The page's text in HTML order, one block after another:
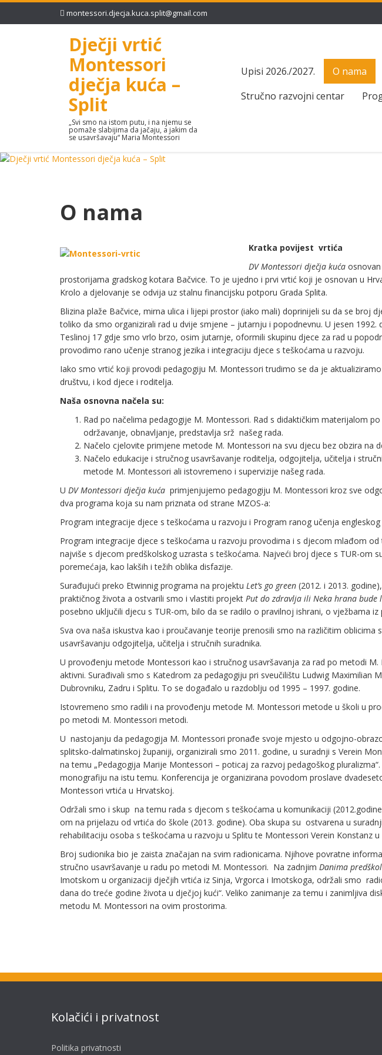
montessori.djecja.kuca.split@gmail.com
Dječji vrtić
Montessori
dječja kuća –
Split
„Svi smo na istom putu, i na njemu se
pomaže slabijima da jačaju, a jakim da
se usavršavaju“ Maria Montessori
Upisi 2026./2027. O nama
Stručno razvojni centar
O nama
Kratka povijest vrtića
DV Montessori dječja kuća
prostorijama gradskog kotara Bačvice. To je ujedno i prvi vrtić koji je osnovan u
Krolo a djelovanje se odvija uz stalnu financijsku potporu Grada Splita.
Blizina plaže Bačvice, mirna ulica i lijepi prostor (iako mali) doprinijeli su da se broj
toliko da smo organizirali rad u dvije smjene – jutarnju i popodnevnu. U jesen
Teslinoj 17 gdje smo vrlo brzo, osim jutarnje, oformili skupinu djece za rad u
provodimo rano učenje stranog jezika i integraciju djece s teškoćama u razvoju.
Iako smo vrtić koji provodi pedagogiju M. Montessori trudimo se da je
društvu, i kod djece i roditelja.
Naša osnovna načela su:
Rad po načelima pedagogije M. Montessori. Rad s didaktičkim materijalom
održavanje, obnavljanje, predstavlja srž našeg rada.
Načelo cjelovite primjene metode M. Montessori na svu djecu bez obzira na
Načelo edukacije i stručnog usavršavanje roditelja, odgojitelja, učitelja i
metode M. Montessori ali istovremeno i supervizije našeg rada.
U DV Montessori dječja kuća primjenjujemo pedagogiju M. Montessori kroz sve
dva programa koja su nam priznata od strane MZOS-a:
Program integracije djece s teškoćama u razvoju i Program ranog učenja engleskog
Program integracije djece s teškoćama u razvoju provodima i s djecom mlađom
najviše s djecom predškolskog uzrasta s teškoćama. Najveći broj djece s TUR-om
poremećaja, kao lakših i težih oblika disfazije.
Surađujući preko Etwinnig programa na projektu Let’s go green (2012. i 2013.
praktičnog života a ostvarili smo i vlastiti projekt Put do zdravlja ili Neka hrana
posebno uključili djecu s TUR-om, bilo da se radilo o pravilnoj ishrani, o vježbama
Sva ova naša iskustva kao i proučavanje teorije prenosili smo na različitim oblicima
usavršavanju odgojitelja, učitelja i stručnih suradnika.
U provođenju metode Montessori kao i stručnog usavršavanja za rad po metodi
aktivni. Surađivali smo s Katedrom za pedagogiju pri sveučilištu Ludwig Maximilian
Dubrovniku, Zadru i Splitu. To se događalo u razdoblju od 1995 – 1997. godine.
Istovremeno smo radili i na provođenju metode M. Montessori metode u školi u
po metodi M. Montessori metodi.
U nastojanju da pedagogija M. Montessori pronađe svoje mjesto u odgojno-
splitsko-dalmatinskoj županiji, organizirali smo 2011. godine, u suradnji s Verein
na temu „Pedagogija Marije Montessori – poticaj za razvoj pedagoškog
monografiju na istu temu. Konferencija je organizirana povodom proslave
Montessori vrtića u Hrvatskoj.
Održali smo i skup na temu rada s djecom s teškoćama u komunikaciji
om na prijelazu od vrtića do škole (2013. godine). Oba skupa su ostvarena u
rehabilitaciju osoba s teškoćama u razvoju u Splitu te Montessori Verein Konstanz
Broj sudionika bio je zaista značajan na svim radionicama. Njihove povratne
stručno usavršavanje u radu po metodi M. Montessori. Na zadnjim Danima
Imotskom u organizaciji dječjih vrtića iz Sinja, Vrgorca i Imotskoga, održali smo
dana do treće godine života u dječjoj kući“. Veliko zanimanje za temu i zanimljiva
metodu M. Montessori na ovim prostorima.
Kolačići i privatnost
Politika privatnosti